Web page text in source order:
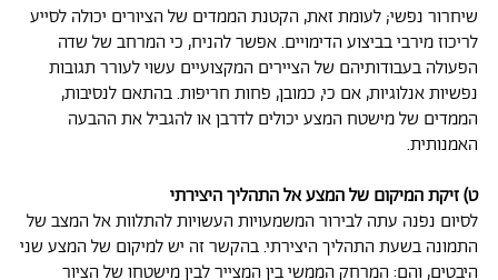
שיחרור נפשי; לעומת זאת, הקטנת הממדים של הציורים יכולה לסייע
לריכוז מירבי בביצוע הדימויים. אפשר להניח, כי המרחב של שדה
הפעולה בעבודותיהם של הציירים המקצועיים עשוי לעורר תגובות
נפשיות אנלוגיות, אם כי, כמובן, פחות חריפות. בהתאם לנסיבות,
הממדים של מישטח המצע יכולים לדרבן או להגביל את ההבעה
האמנותית.
ט) זיקת המיקום של המצע אל התהליך היצירתי
לסיום נפנה עתה לבירור המשמעויות העשויות להתלוות אל המצב של
התמונה בשעת התהליך היצירתי. בהקשר זה יש למיקום של המצע שני
היבטים, והם: המרחק הממשי בין המצייר לבין מישטחו של הציור